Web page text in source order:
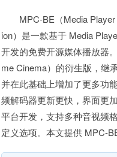
MPC-BE（Media Player
ion）是一款基于 Media
开发的免费开源媒体播放器
me Cinema）的衍生版，继
并在此基础上增加了更多功
频解码器更新更快，界面更
平台开发，支持多种音视频
定义选项。本文提供 MPC-